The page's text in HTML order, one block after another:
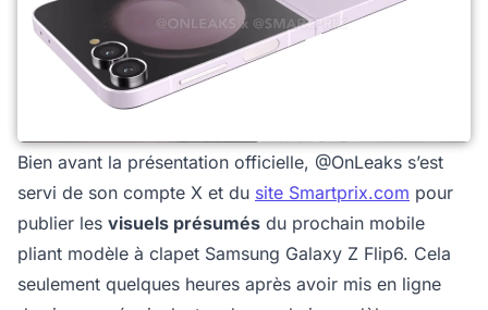
Bien avant la présentation officielle, @OnLeaks s’est
servi de son compte X et du site Smartprix.com pour
publier les visuels présumés du prochain mobile
pliant modèle à clapet Samsung Galaxy Z Flip6. Cela
seulement quelques heures après avoir mis en ligne